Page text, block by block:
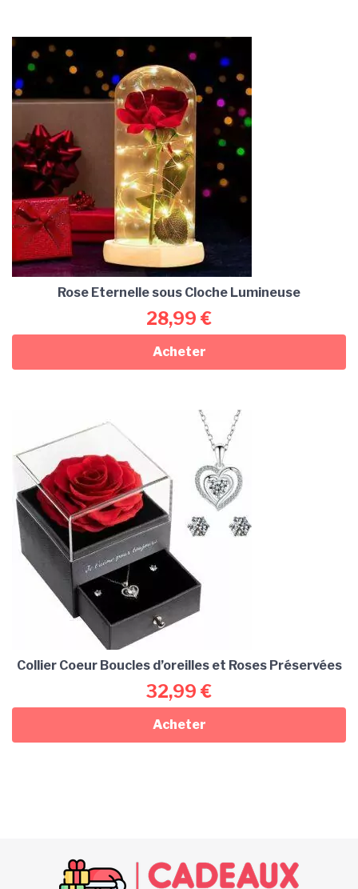
Rose Eternelle sous Cloche Lumineuse
28,99 €
Acheter
Collier Coeur Boucles d’oreilles et Roses Préservées
32,99 €
Acheter